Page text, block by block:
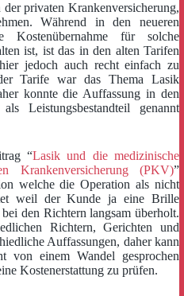
privaten Krankenversicherung,
Während in den neueren
für solche
ist, ist das in den alten Tarifen
jedoch auch recht einfach zu
Tarife war das Thema Lasik
konnte die Auffassung in den
Leistungsbestandteil genannt
“Lasik und die medizinische
Krankenversicherung (PKV)”
welche die Operation als nicht
weil der Kunde ja eine Brille
den Richtern langsam überholt.
Richtern, Gerichten und
Auffassungen, daher kann
von einem Wandel gesprochen
Kostenerstattung zu prüfen.